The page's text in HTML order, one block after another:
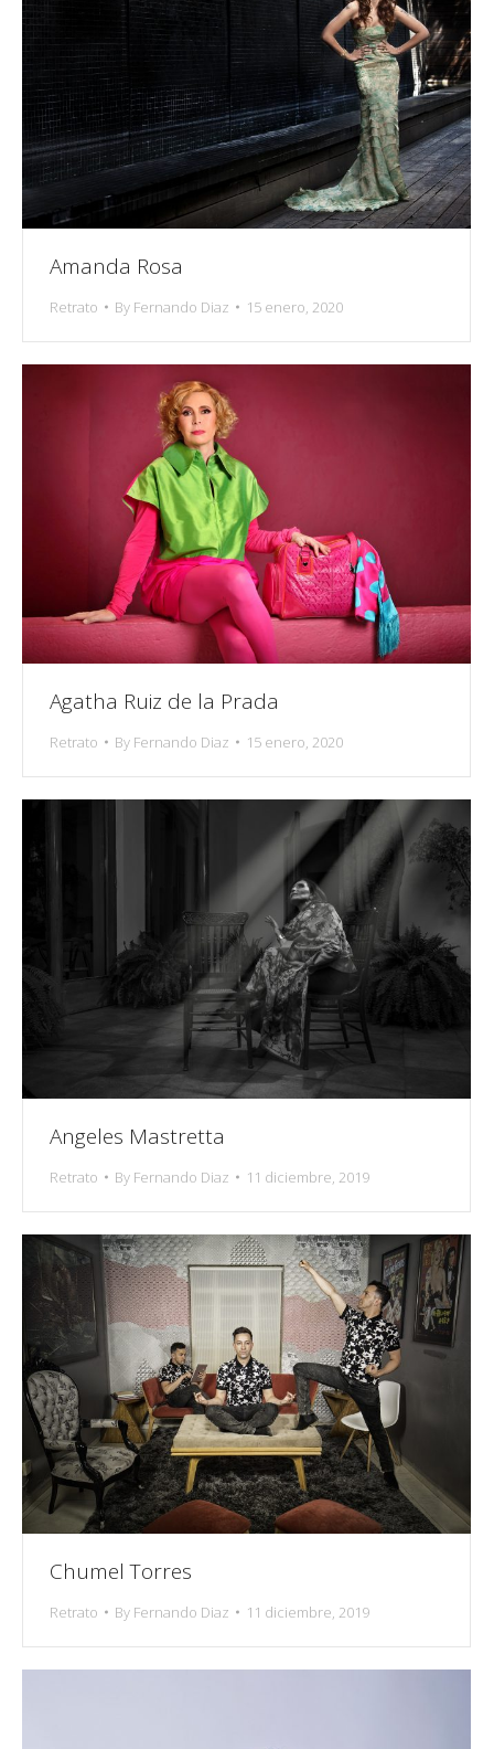
Amanda Rosa
Retrato By Fernando Diaz 15 enero, 2020
Agatha Ruiz de la Prada
Retrato By Fernando Diaz 15 enero, 2020
Angeles Mastretta
Retrato By Fernando Diaz 11 diciembre, 2019
Chumel Torres
Retrato By Fernando Diaz 11 diciembre, 2019